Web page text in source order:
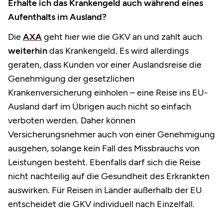
Erhalte ich das Krankengeld auch während eines
Aufenthalts im Ausland?
DieAXAgeht hier wie die GKV an und zahlt auch
weiterhindas Krankengeld. Es wird allerdings
geraten, dass Kunden vor einer Auslandsreise die
Genehmigung der gesetzlichen
Krankenversicherung einholen – eine Reise ins EU-
Ausland darf im Übrigen auch nicht so einfach
verboten werden. Daher können
Versicherungsnehmer auch von einer Genehmigung
ausgehen, solange kein Fall des Missbrauchs von
Leistungen besteht. Ebenfalls darf sich die Reise
nicht nachteilig auf die Gesundheit des Erkrankten
auswirken. Für Reisen in Länder außerhalb der EU
entscheidet die GKV individuell nach Einzelfall.